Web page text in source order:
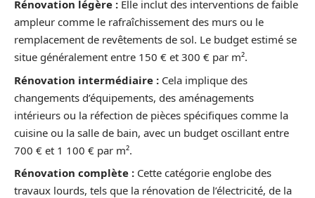
Rénovation légère : Elle inclut des interventions de faible
ampleur comme le rafraîchissement des murs ou le
remplacement de revêtements de sol. Le budget estimé se
situe généralement entre 150 € et 300 € par m².
Rénovation intermédiaire : Cela implique des
changements d’équipements, des aménagements
intérieurs ou la réfection de pièces spécifiques comme la
cuisine ou la salle de bain, avec un budget oscillant entre
700 € et 1 100 € par m².
Rénovation complète : Cette catégorie englobe des
travaux lourds, tels que la rénovation de l’électricité, de la